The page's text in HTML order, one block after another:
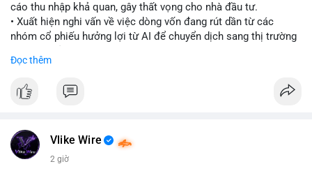
cáo thu nhập khả quan, gây thất vọng cho nhà đầu tư.
• Xuất hiện nghi vấn về việc dòng vốn đang rút dần từ các
nhóm cổ phiếu hưởng lợi từ AI để chuyển dịch sang thị trường
• Diễn biến này có thể là tín hiệu cho thấy sự luân chuyển dòng
$btc $eth
Đọc thêm
Vlike Wire
2 giờ